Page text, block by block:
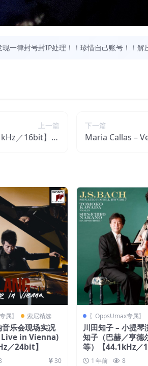
一律封号封IP处理！！珍惜自己账号！！
上一篇
／16bit】西
下一篇
Maria Callas –
属〗 索尼精选
乐会现场实况
in Vienna)
／24bit】
30
〖OppsUmax专属〗
川田知子 – 小提琴
知子（巴赫／亨德
等）【44.1kHz／
1 年前 8